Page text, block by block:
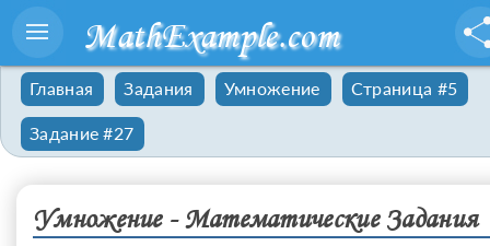
MathExample.com
Главная Задания Умножение Страница #5
Задание #27
Умножение - Математические Задания